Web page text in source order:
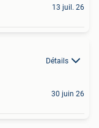
13 juil. 26
Détails
30 juin 26